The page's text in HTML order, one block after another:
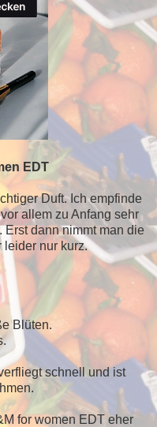
EDT
Duft. Ich empfinde
allem zu Anfang sehr
Erst dann nimmt man die
leider nur kurz.
Blüten.
schnell und ist
for women EDT eher